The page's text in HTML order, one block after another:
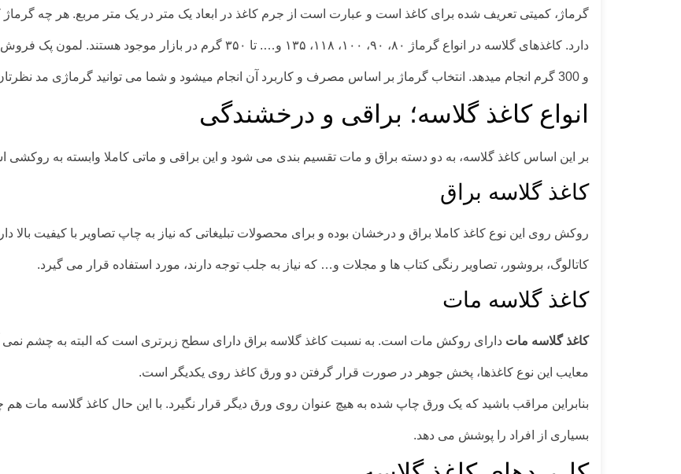
گرماژ، کمیتی تعریف شده برای کاغذ است و عبارت است از جرم کاغذ در ابعاد یک متر در یک متر مربع. هر چه گرماژ
و 300 گرم انجام میدهد. انتخاب گرماژ بر اساس مصرف و کاربرد آن انجام میشود و شما می توانید گرماژی مد نظرتان را برای کاغذ انتخاب کنید.
انواع کاغذ گلاسه؛ براقی و درخشندگی
بر این اساس کاغذ گلاسه، به دو دسته براق و مات تقسیم بندی می شود و این براقی و ماتی کاملا وابسته به
کاغذ گلاسه براق
روکش روی این نوع کاغذ کاملا براق و درخشان بوده و برای محصولات تبلیغاتی که نیاز به چاپ تصاویر با کیفیت بالا
کاتالوگ، بروشور، تصاویر رنگی کتاب ها و مجلات و… که نیاز به جلب توجه دارند، مورد استفاده قرار می گیرد.
کاغذ گلاسه مات
کاغذ گلاسه مات دارای روکش‌ مات است. به نسبت کاغذ گلاسه براق دارای سطح زبرتری است که البته به چشم نمی
معایب این نوع کاغذها، پخش جوهر در صورت قرار گرفتن دو ورق کاغذ روی یکدیگر است.
بنابراین مراقب باشید که یک ورق چاپ شده به هیچ عنوان روی ورق دیگر قرار نگیرد. با این حال کاغذ گلاسه مات
بسیاری از افراد را پوشش می دهد.